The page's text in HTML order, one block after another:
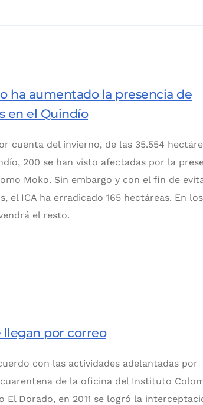
ha aumentado la presencia de
en el Quindío
cuenta del invierno, de las 35.554
200 se han visto afectadas por la
Moko. Sin embargo y con el fin de
el ICA ha erradicado 165 hectáreas. En los
el resto.
llegan por correo
con las actividades adelantadas por
de la oficina del Instituto
El Dorado, en 2011 se logró la